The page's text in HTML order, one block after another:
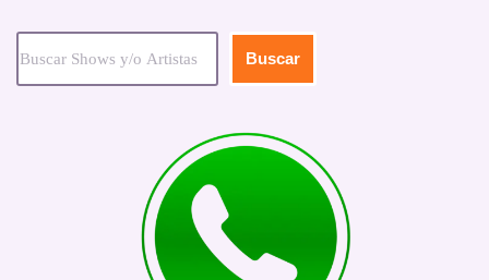
Buscar